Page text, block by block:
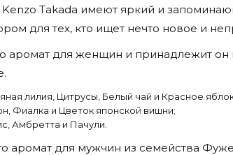
Takada имеют яркий и
для тех, кто ищет нечто новое и
аромат для женщин и принадлежит он
лилия, Цитрусы, Белый чай и Красное
Фиалка и Цветок японской вишни;
Амбретта и Пачули.
аромат для мужчин из семейства